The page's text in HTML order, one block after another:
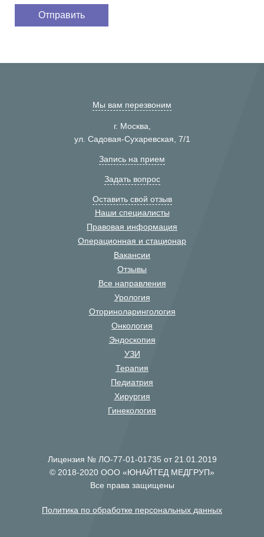
Мы вам перезвоним
г. Москва,
ул. Садовая-Сухаревская, 7/1
Запись на прием
Задать вопрос
Оставить свой отзыв
Наши специалисты
Правовая информация
Операционная и стационар
Вакансии
Отзывы
Все направления
Урология
Оториноларингология
Онкология
Эндоскопия
УЗИ
Терапия
Педиатрия
Хирургия
Гинекология
Лицензия № ЛО-77-01-01735 от 21.01.2019
© 2018-2020 ООО «ЮНАЙТЕД МЕДГРУП»
Все права защищены
Политика по обработке персональных данных